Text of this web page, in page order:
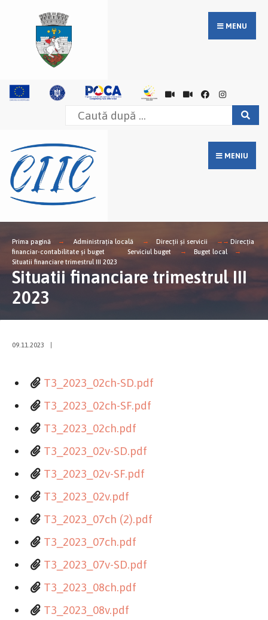
MENU
MENIU
Prima pagină Administrația locală Direcții și servicii
Direcţia
financiar-contabilitate şi buget
Serviciul buget
Buget local
Situatii financiare trimestrul III 2023
Situatii financiare trimestrul III
2023
09.11.2023
T3_2023_02ch-SD.pdf
T3_2023_02ch-SF.pdf
T3_2023_02ch.pdf
T3_2023_02v-SD.pdf
T3_2023_02v-SF.pdf
T3_2023_02v.pdf
T3_2023_07ch (2).pdf
T3_2023_07ch.pdf
T3_2023_07v-SD.pdf
T3_2023_08ch.pdf
T3_2023_08v.pdf